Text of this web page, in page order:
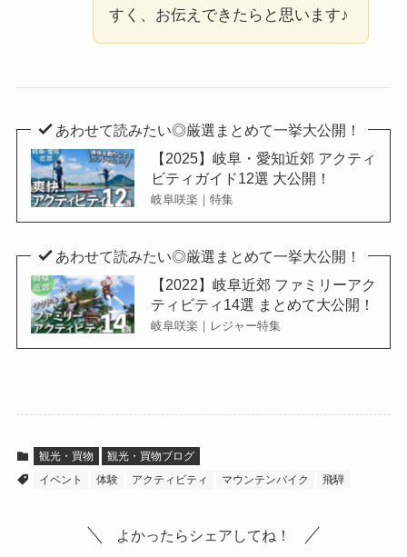
すく、お伝えできたらと思います♪
あわせて読みたい◎厳選まとめて一挙大公開！
【2025】岐阜・愛知近郊 アクティ
ビティガイド12選 大公開！
岐阜咲楽｜特集
あわせて読みたい◎厳選まとめて一挙大公開！
【2022】岐阜近郊 ファミリーアク
ティビティ14選 まとめて大公開！
岐阜咲楽｜レジャー特集
観光・買物
観光・買物ブログ
イベント
体験 アクティビティ マウンテンバイク 飛騨
よかったらシェアしてね！